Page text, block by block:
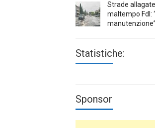
Strade allagate
maltempo FdI:
manutenzione”
Statistiche:
Sponsor